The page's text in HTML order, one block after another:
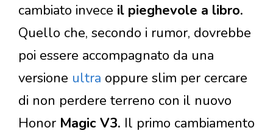
cambiato invece il pieghevole a libro.
Quello che, secondo i rumor, dovrebbe
poi essere accompagnato da una
versione ultra oppure slim per cercare
di non perdere terreno con il nuovo
Honor Magic V3. Il primo cambiamento